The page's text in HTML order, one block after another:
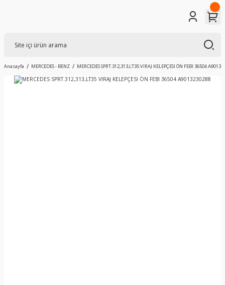
Anasayfa MERCEDES - BENZ MERCEDES SPRT.312,313,LT35 VIRAJ KELEPÇESI ÖN FEBI 36504